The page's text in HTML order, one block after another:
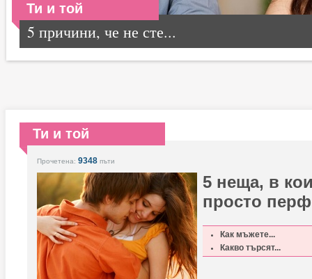
Ти и той
5 причини, че не сте...
Ти и той
Прочетена: 9348 пъти
5 неща, в
просто
Как мъжете...
Какво търсят...